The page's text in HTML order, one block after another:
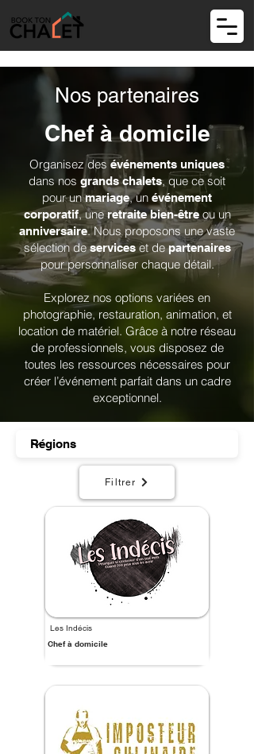
Nos partenaires
Chef à domicile
Organisez desévénements uniques
dans nos grands chalets, que ce soit
pour unmariage, un événement
corporatif, uneretraite bien-êtreou un
anniversaire. Nous proposons une vaste
sélection deserviceset departenaires
pour personnaliser chaque détail.
Explorez nos options variées en
photographie, restauration, animation, et
location de matériel. Grâce à notre réseau
de professionnels, vous disposez de
toutes les ressources nécessaires pour
créer l’événement parfait dans un cadre
exceptionnel.
Filtrer
Les Indécis
Chef à domicile